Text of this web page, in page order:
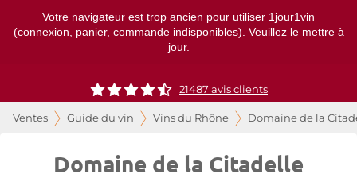
Votre navigateur est trop ancien pour utiliser 1jour1vin
(connexion, panier, commande indisponibles). Veuillez le mettre à
jour.
21487 avis clients
Ventes Guide du vin Vins du Rhône Domaine de la
Domaine de la Citadelle